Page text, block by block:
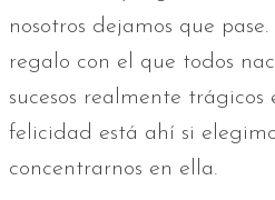
nosotros dejamos que
regalo con el que todos
sucesos realmente trágicos
felicidad está ahí si
concentrarnos en ella.